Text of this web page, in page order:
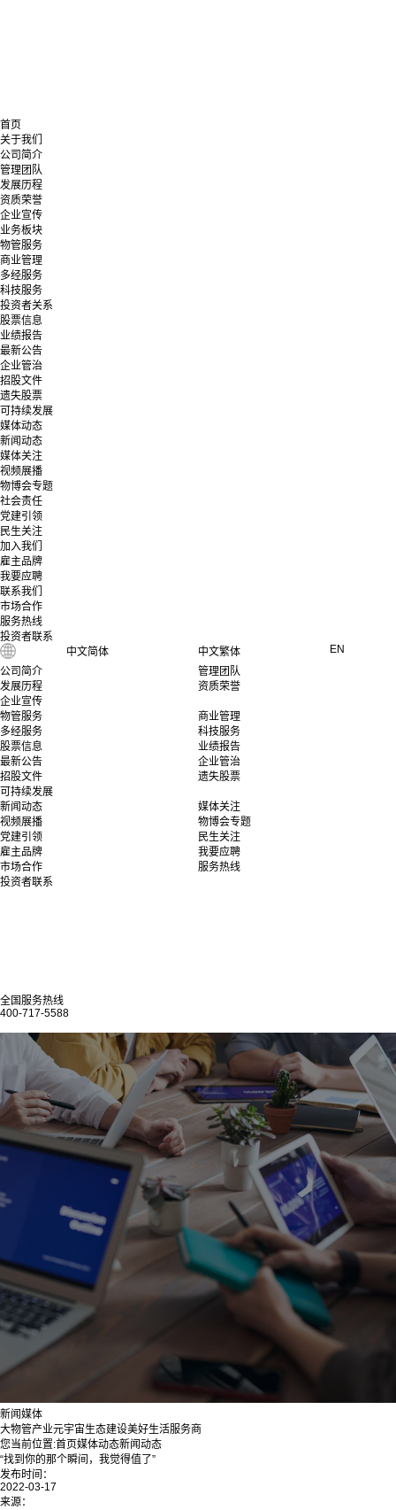
首页
关于我们
公司简介
管理团队
发展历程
资质荣誉
企业宣传
业务板块
物管服务
商业管理
多经服务
科技服务
投资者关系
股票信息
业绩报告
最新公告
企业管治
招股文件
遗失股票
可持续发展
媒体动态
新闻动态
媒体关注
视频展播
物博会专题
社会责任
党建引领
民生关注
加入我们
雇主品牌
我要应聘
联系我们
市场合作
服务热线
投资者联系
中文简体
中文繁体
EN
公司简介
管理团队
发展历程
资质荣誉
企业宣传
物管服务
商业管理
多经服务
科技服务
股票信息
业绩报告
最新公告
企业管治
招股文件
遗失股票
可持续发展
新闻动态
媒体关注
视频展播
物博会专题
党建引领
民生关注
雇主品牌
我要应聘
市场合作
服务热线
投资者联系
全国服务热线
400-717-5588
新闻媒体
大物管产业元宇宙生态建设美好生活服务商
您当前位置:首页媒体动态新闻动态
“找到你的那个瞬间，我觉得值了”
发布时间：
2022-03-17
来源：